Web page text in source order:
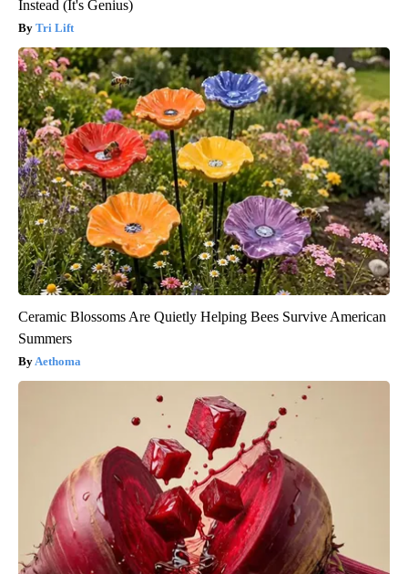
Instead (It's Genius)
Tri Lift
Ceramic Blossoms Are Quietly Helping Bees Survive American
Summers
Aethoma